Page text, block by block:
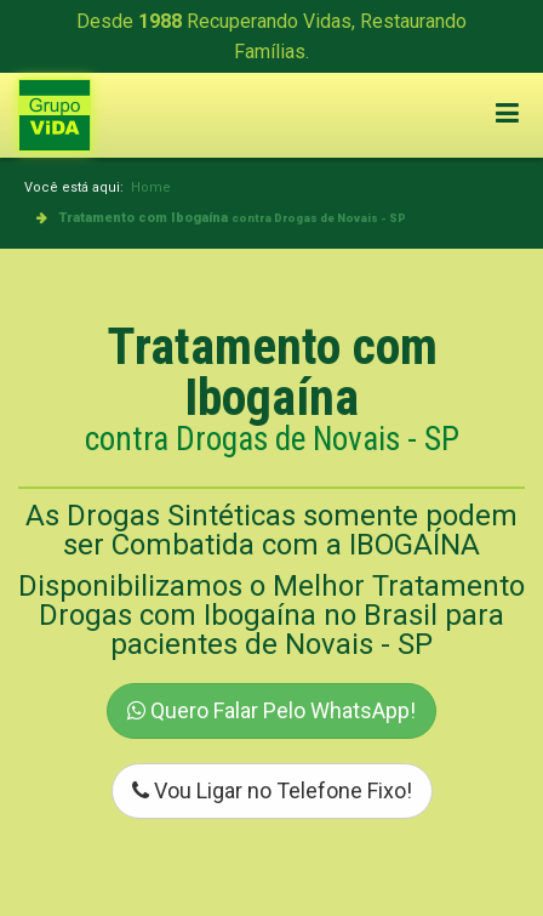
Desde 1988 Recuperando Vidas, Restaurando
Famílias.
Você está aqui: Home
Tratamento com Ibogaína contra Drogas de Novais - SP
Tratamento com
Ibogaína
contra Drogas de Novais - SP
As Drogas Sintéticas somente podem
ser Combatida com a IBOGAÍNA
Disponibilizamos o Melhor Tratamento
Drogas com Ibogaína no Brasil para
pacientes de Novais - SP
Quero Falar Pelo WhatsApp!
Vou Ligar no Telefone Fixo!